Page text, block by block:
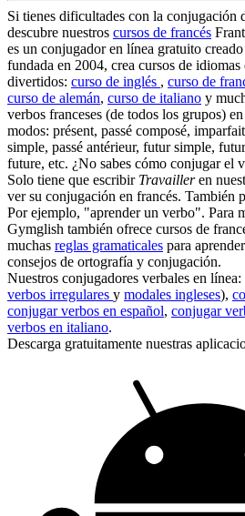
Si tienes dificultades con la conjugación
descubre nuestros cursos de francés
es un conjugador en línea gratuito
fundada en 2004, crea cursos de
divertidos: curso de inglés , curso de
curso de alemán, curso de italiano y
verbos franceses (de todos los grupos)
modos: présent, passé composé,
simple, passé antérieur, futur simple,
future, etc. ¿No sabes cómo conjugar el
Solo tiene que escribir Travailleren
ver su conjugación en francés. También
Por ejemplo, "aprender un verbo". Para
Gymglish también ofrece cursos de
muchas reglas gramaticales para
consejos de ortografía y conjugación.
Nuestros conjugadores verbales en línea:
verbos irregulares y modales ingleses),
conjugar verbos en español, conjugar
verbos en italiano.
Descarga gratuitamente nuestras